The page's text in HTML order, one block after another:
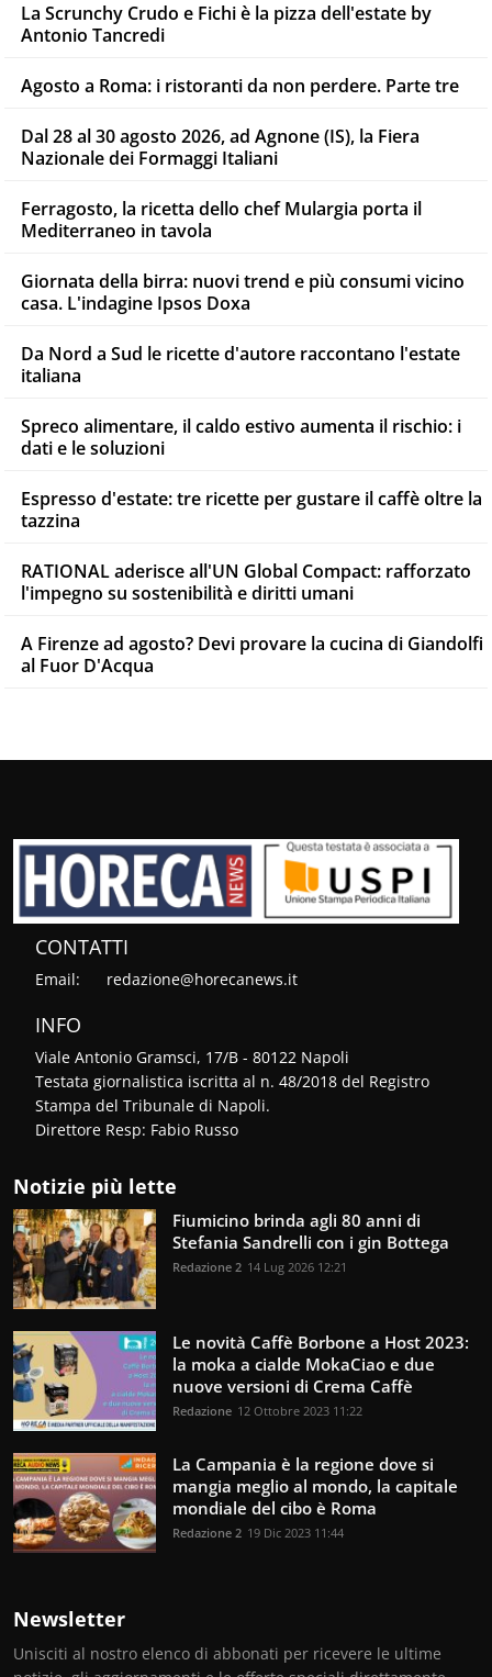
La Scrunchy Crudo e Fichi è la pizza dell'estate by
Antonio Tancredi
Agosto a Roma: i ristoranti da non perdere. Parte tre
Dal 28 al 30 agosto 2026, ad Agnone (IS), la Fiera
Nazionale dei Formaggi Italiani
Ferragosto, la ricetta dello chef Mulargia porta il
Mediterraneo in tavola
Giornata della birra: nuovi trend e più consumi vicino
casa. L'indagine Ipsos Doxa
Da Nord a Sud le ricette d'autore raccontano l'estate
italiana
Spreco alimentare, il caldo estivo aumenta il rischio: i
dati e le soluzioni
Espresso d'estate: tre ricette per gustare il caffè oltre la
tazzina
RATIONAL aderisce all'UN Global Compact: rafforzato
l'impegno su sostenibilità e diritti umani
A Firenze ad agosto? Devi provare la cucina di Giandolfi
al Fuor D'Acqua
CONTATTI
Email: redazione@horecanews.it
INFO
Viale Antonio Gramsci, 17/B - 80122 Napoli
Testata giornalistica iscritta al n. 48/2018 del Registro
Stampa del Tribunale di Napoli.
Direttore Resp: Fabio Russo
Notizie più lette
Fiumicino brinda agli 80 anni di
Stefania Sandrelli con i gin Bottega
Redazione 2 14 Lug 2026 12:21
Le novità Caffè Borbone a Host 2023:
la moka a cialde MokaCiao e due
nuove versioni di Crema Caffè
Redazione 12 Ottobre 2023 11:22
La Campania è la regione dove si
mangia meglio al mondo, la capitale
mondiale del cibo è Roma
Redazione 2 19 Dic 2023 11:44
Newsletter
Unisciti al nostro elenco di abbonati per ricevere le ultime